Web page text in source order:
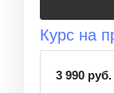
Курс на
3 990 руб.